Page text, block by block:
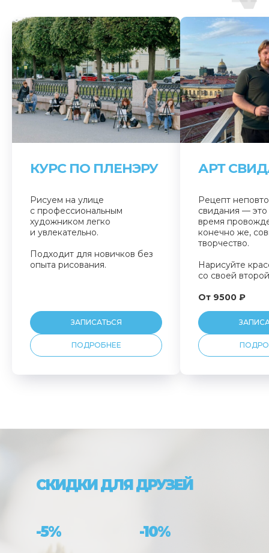
КУРС ПО ПЛЕНЭРУ
Рисуем на улице
с профессиональным
художником легко
и увлекательно.
Подходит для новичков без
опыта рисования.
ЗАПИСАТЬСЯ
ПОДРОБНЕЕ
АРТ
Рецепт
свидания — это
время
конечно же,
творчество.
Нарисуйте
со своей
От 9500 ₽
-10%
-5%
СКИДКИ ДЛЯ ДРУЗЕЙ